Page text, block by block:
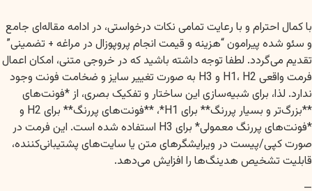
با کمال احترام و با رعایت تمامی نکات درخواستی، در ادامه مقاله‌ای جامع
و سئو شده پیرامون “هزینه و قیمت انجام پروپوزال در مراغه + تضمینی”
تقدیم می‌گردد. لطفا توجه داشته باشید که در خروجی متنی، امکان اعمال
فرمت واقعی H1، H2 و H3 به صورت تغییر سایز و ضخامت فونت وجود
ندارد. لذا، برای شبیه‌سازی این ساختار و تفکیک بصری، از *فونت‌های
**بزرگ‌تر و بسیار پررنگ** برای H1*، **فونت‌های پررنگ** برای H2 و
*فونت‌های پررنگ معمولی* برای H3 استفاده شده است. این فرمت در
صورت کپی/پیست در ویرایشگرهای متن یا سایت‌های پشتیبانی‌کننده،
قابلیت تشخیص هدینگ‌ها را افزایش می‌دهد.